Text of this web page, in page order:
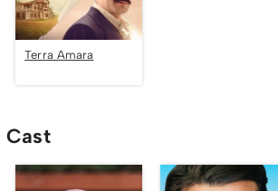
Terra Amara
Cast